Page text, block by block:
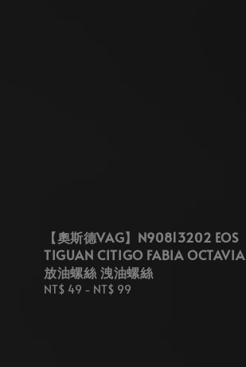
【奧斯德VAG】N90813202 EOS
TIGUAN CITIGO FABIA OCTAVIA
放油螺絲 洩油螺絲
Regular
NT$ 49 - NT$ 99